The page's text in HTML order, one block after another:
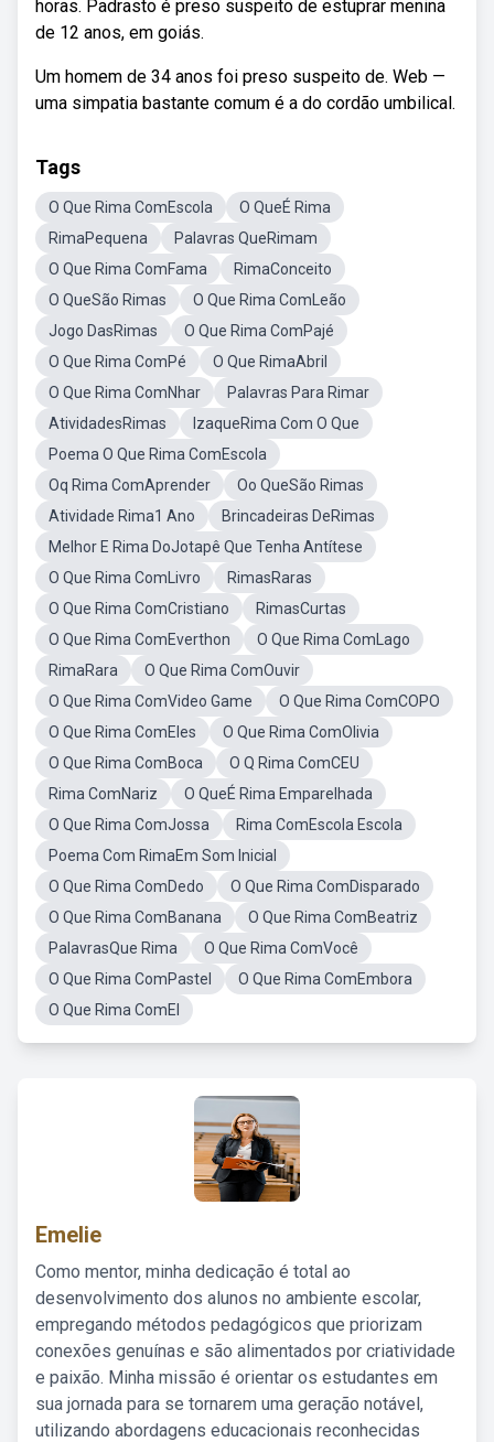
horas. Padrasto é preso suspeito de estuprar menina
de 12 anos, em goiás.
Um homem de 34 anos foi preso suspeito de. Web —
uma simpatia bastante comum é a do cordão umbilical.
Tags
O Que Rima ComEscola
O QueÉ Rima
RimaPequena
Palavras QueRimam
O Que Rima ComFama
RimaConceito
O QueSão Rimas
O Que Rima ComLeão
Jogo DasRimas
O Que Rima ComPajé
O Que Rima ComPé
O Que RimaAbril
O Que Rima ComNhar
Palavras Para Rimar
AtividadesRimas
IzaqueRima Com O Que
Poema O Que Rima ComEscola
Oq Rima ComAprender
Oo QueSão Rimas
Atividade Rima1 Ano
Brincadeiras DeRimas
Melhor E Rima DoJotapê Que Tenha Antítese
O Que Rima ComLivro
RimasRaras
O Que Rima ComCristiano
RimasCurtas
O Que Rima ComEverthon
O Que Rima ComLago
RimaRara
O Que Rima ComOuvir
O Que Rima ComVideo Game
O Que Rima ComCOPO
O Que Rima ComEles
O Que Rima ComOlivia
O Que Rima ComBoca
O Q Rima ComCEU
Rima ComNariz
O QueÉ Rima Emparelhada
O Que Rima ComJossa
Rima ComEscola Escola
Poema Com RimaEm Som Inicial
O Que Rima ComDedo
O Que Rima ComDisparado
O Que Rima ComBanana
O Que Rima ComBeatriz
PalavrasQue Rima
O Que Rima ComVocê
O Que Rima ComPastel
O Que Rima ComEmbora
O Que Rima ComEl
Emelie
Como mentor, minha dedicação é total ao
desenvolvimento dos alunos no ambiente escolar,
empregando métodos pedagógicos que priorizam
conexões genuínas e são alimentados por criatividade
e paixão. Minha missão é orientar os estudantes em
sua jornada para se tornarem uma geração notável,
utilizando abordagens educacionais reconhecidas